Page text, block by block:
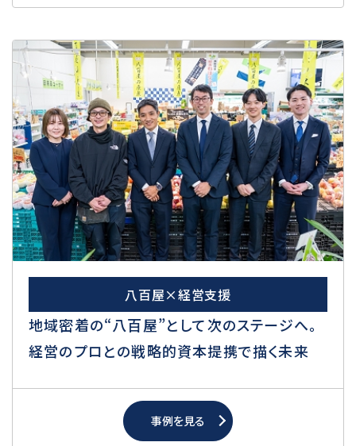
八百屋×経営支援
地域密着の“八百屋”として次のステージへ。
経営のプロとの戦略的資本提携で描く未来
事例を見る